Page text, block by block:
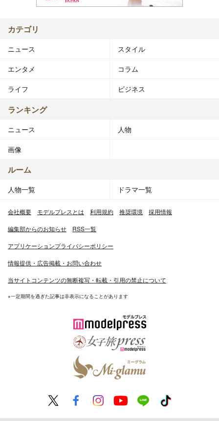
カテゴリ
ニュース スタイル
エンタメ コラム
ライフ ビジネス
ランキング
ニュース 人物
画像
ルーム
人物一覧 ドラマ一覧
会社概要 モデルプレスとは 利用規約 推奨環境 採用情報
編集部からのお知らせ RSS一覧
アプリケーションプライバシーポリシー
情報提供・広告掲載・お問い合わせ
当サイトコンテンツの無断複写・転載・引用の禁止について
※一定期間を過ぎた記事は非表示になることがあります